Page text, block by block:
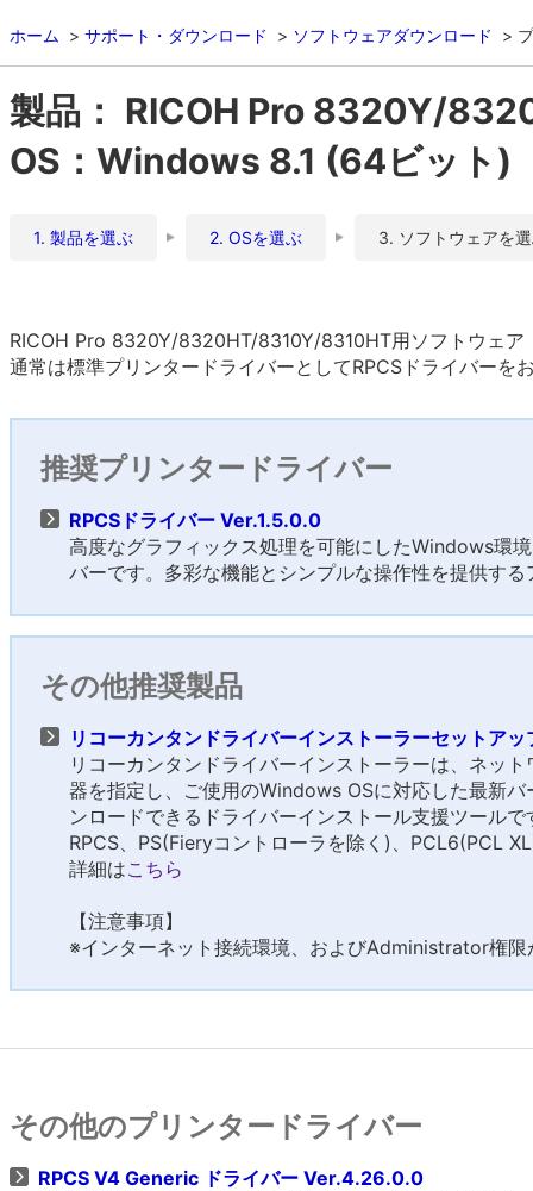
ホーム サポート・ダウンロード ソフトウェアダウンロード
製品： RICOH Pro 8320Y/
OS：Windows 8.1 (64ビット)
1. 製品を選ぶ 2. OSを選ぶ 3. ソフトウェアを
RICOH Pro 8320Y/8320HT/8310Y/8310HT用ソフトウェ
通常は標準プリンタードライバーとしてRPCSドライバーを
推奨プリンタードライバー
RPCSドライバー Ver.1.5.0.0
高度なグラフィックス処理を可能にしたWindows環
バーです。多彩な機能とシンプルな操作性を提供す
その他推奨製品
リコーカンタンドライバーインストーラーセットア
リコーカンタンドライバーインストーラーは、ネッ
器を指定し、ご使用のWindows OSに対応した最新
ンロードできるドライバーインストール支援ツールで
RPCS、PS(Fieryコントローラを除く)、PCL6(PCL
詳細はこちら
【注意事項】
※インターネット接続環境、およびAdministrator権限
その他のプリンタードライバー
RPCS V4 Generic ドライバー Ver.4.26.0.0